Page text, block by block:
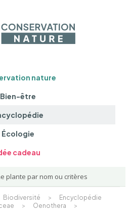
nature
Bien-être
Écologie
cadeau
plante par nom ou critères
Biodiversité >
Encyclopédie
> Oenothera
>